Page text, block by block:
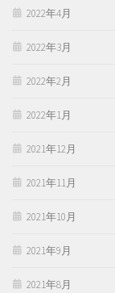
2022年4月
2022年3月
2022年2月
2022年1月
2021年12月
2021年11月
2021年10月
2021年9月
2021年8月